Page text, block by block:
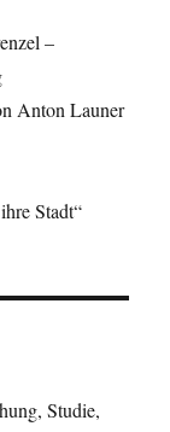
–
Anton Launer
Stadt“
Studie,